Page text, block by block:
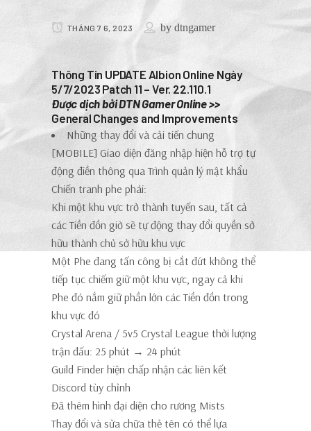
THÁNG 7 6, 2023 by dtngamer
Thông Tin UPDATE Albion Online Ngày
5/7/2023 Patch 11 – Ver. 22.110.1
Được dịch bởi DTN Gamer Online >>
General Changes and Improvements
Những thay đổi và cải tiến chung
[MOBILE] Giao diện đăng nhập hiện hỗ trợ tự
động điền thông qua Trình quản lý mật khẩu
Chiến tranh phe phái:
Khi một khu vực trở thành tuyến sau, tất cả
các Tiền đồn giờ sẽ tự động thay đổi quyền sở
hữu thành chủ sở hữu khu vực
Một Phe đang tấn công bị cắt đứt không thể
tiếp tục chiếm giữ một khu vực, ngay cả khi
Phe đó nắm giữ phần lớn các Tiền đồn trong
khu vực đó
Crystal Arena / 5v5 Crystal League thời lượng
trận đấu: 25 phút → 24 phút
Guild Finder hiện chấp nhận các liên kết
Discord tùy chỉnh
Đã thêm hình đại diện cho rương Mists
Thay đổi và sửa chữa thẻ tên có thể lựa